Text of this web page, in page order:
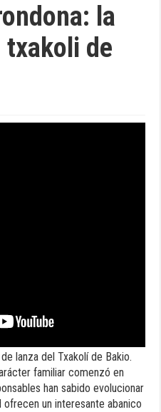
la
txakoli de
lanza del Txakolí de Bakio.
familiar comenzó en
han sabido evolucionar
un interesante abanico